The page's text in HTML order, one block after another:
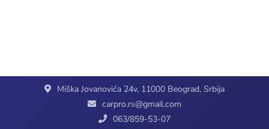
Miška Jovanovića 24v, 11000 Beograd, Srbija
carpro.rs@gmail.com
063/859-53-07